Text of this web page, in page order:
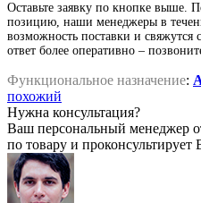
Оставьте заявку по кнопке выше.
позицию, наши менеджеры в
возможность поставки и
ответ более оперативно –
Функциональное назначение:
похожий
Нужна консультация?
Ваш персональный менеджер
по товару и